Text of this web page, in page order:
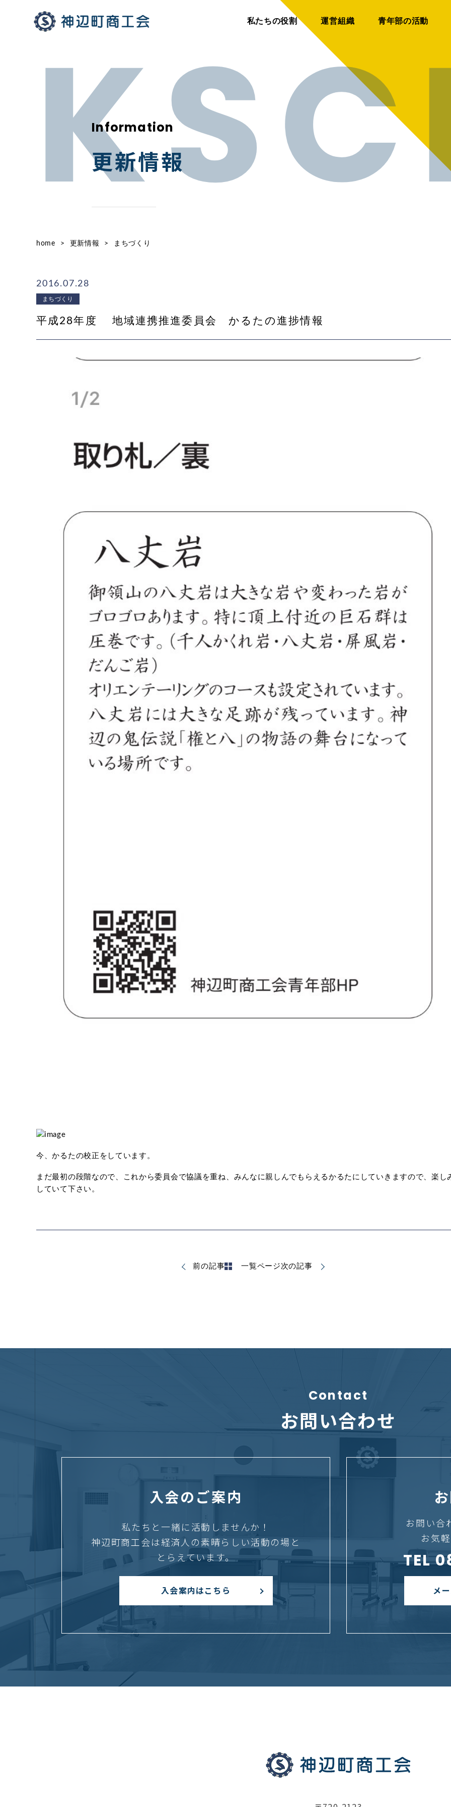
私たちの役割 運営組織 青年部の活動
Information
更新情報
home > 更新情報 > まちづくり
2016.07.28
まちづくり
平成28年度 地域連携推進委員会 かるたの進捗情報
今、かるたの校正をしています。
まだ最初の段階なので、これから委員会で協議を重ね、みんなに親しんでもらえるかるたにしていきますので、楽し
していて下さい。
前の記事 一覧ページ 次の記事
Contact
お問い合わせ
入会のご案内
私たちと一緒に活動しませんか！
神辺町商工会は経済人の素晴らしい活動の場と
とらえています。
入会案内はこちら
お問い合
お気
TEL
メ